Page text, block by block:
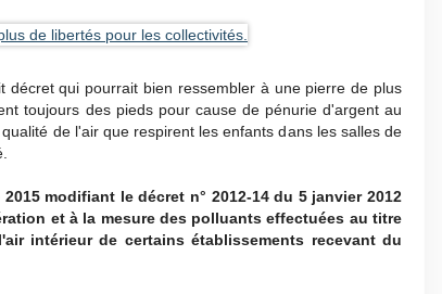
décret qui pourrait bien ressembler à une pierre de plus
toujours des pieds pour cause de pénurie d'argent au
de l'air que respirent les enfants dans les salles de
modifiant le décret n° 2012-14 du 5 janvier 2012
et à la mesure des polluants effectuées au titre
intérieur de certains établissements recevant du